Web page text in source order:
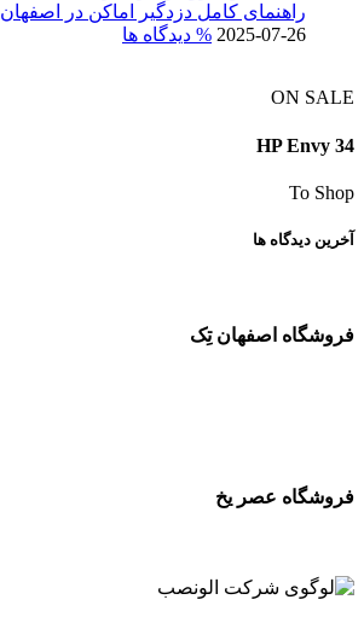
راهنمای کامل دزدگیر اماکن در اصفهان
2025-07-26 % دیدگاه ها
ON SALE
HP Envy 34
To Shop
آخرین دیدگاه ها
فروشگاه اصفهان تِک
فروشگاه عصر یخ